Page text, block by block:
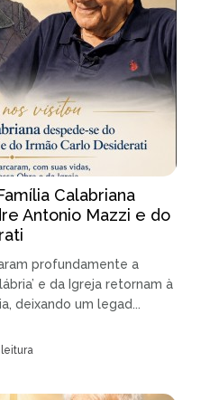
Calabriana
Antonio Mazzi e do
profundamente a
e da Igreja retornam à
deixando um legad...
leitura